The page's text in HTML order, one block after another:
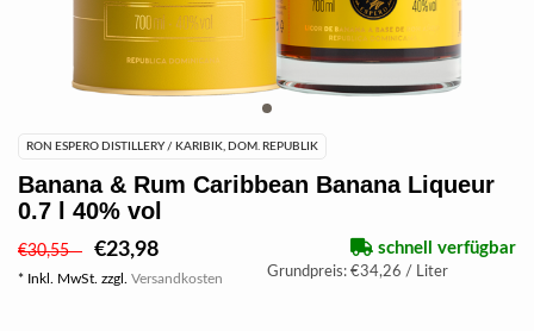
RON ESPERO DISTILLERY / KARIBIK, DOM. REPUBLIK
Banana & Rum Caribbean Banana Liqueur
0.7 l 40% vol
€30,55 €23,98
* Inkl. MwSt. zzgl. Versandkosten
schnell verfügbar
Grundpreis: €34,26 / Liter